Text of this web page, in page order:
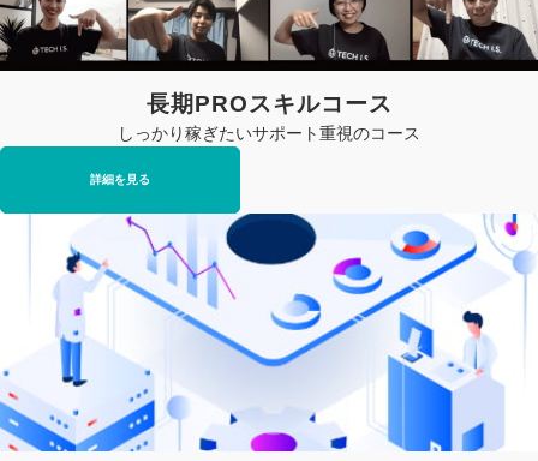
長期PROスキルコース
しっかり稼ぎたいサポート重視のコース
詳細を見る